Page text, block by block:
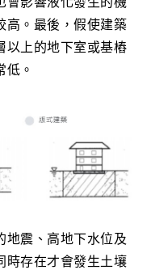
高。最後，假使建築
以上的地下室或基樁
。
地震、高地下水位及
時存在才會發生土壤